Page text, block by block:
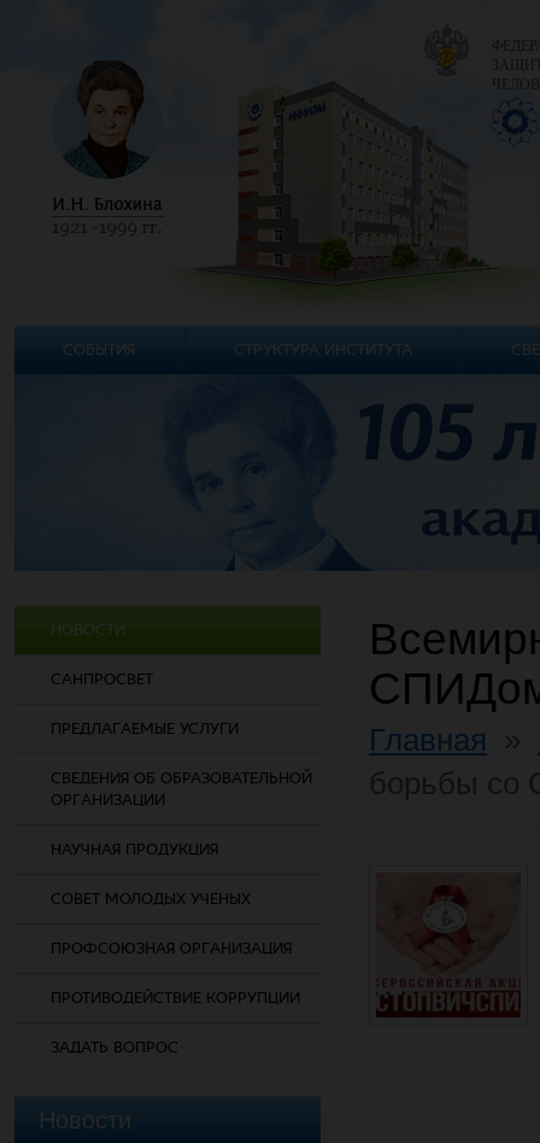
НОВОСТИ
САНПРОСВЕТ
ПРЕДЛАГАЕМЫЕ УСЛУГИ
СВЕДЕНИЯ ОБ ОБРАЗОВАТЕЛЬНОЙ
ОРГАНИЗАЦИИ
НАУЧНАЯ ПРОДУКЦИЯ
СОВЕТ МОЛОДЫХ УЧЕНЫХ
ПРОФСОЮЗНАЯ ОРГАНИЗАЦИЯ
ПРОТИВОДЕЙСТВИЕ КОРРУПЦИИ
ЗАДАТЬ ВОПРОС
Новости
Главная
СОБЫТИЯ СТРУКТУРА ИНСТИТУТА